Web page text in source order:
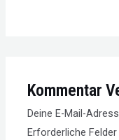
Kommentar
Deine E-Mail-
Erforderliche